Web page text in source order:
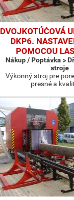
DVOJKOTÚČOVÁ
DKP6.
POMOCOU
Nákup / Poptávka >
stroje
Výkonný stroj pre
presné a